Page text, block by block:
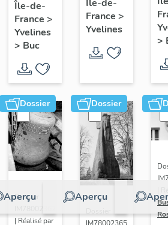
commune
de Buc
Île-de-
France >
Yvelines
> Buc
fermes
Île-de-
France >
Yvelines
>
Dossier
Aperçu
Dossier
| Réalisé par
Dossier
Aperçu
IM78002365